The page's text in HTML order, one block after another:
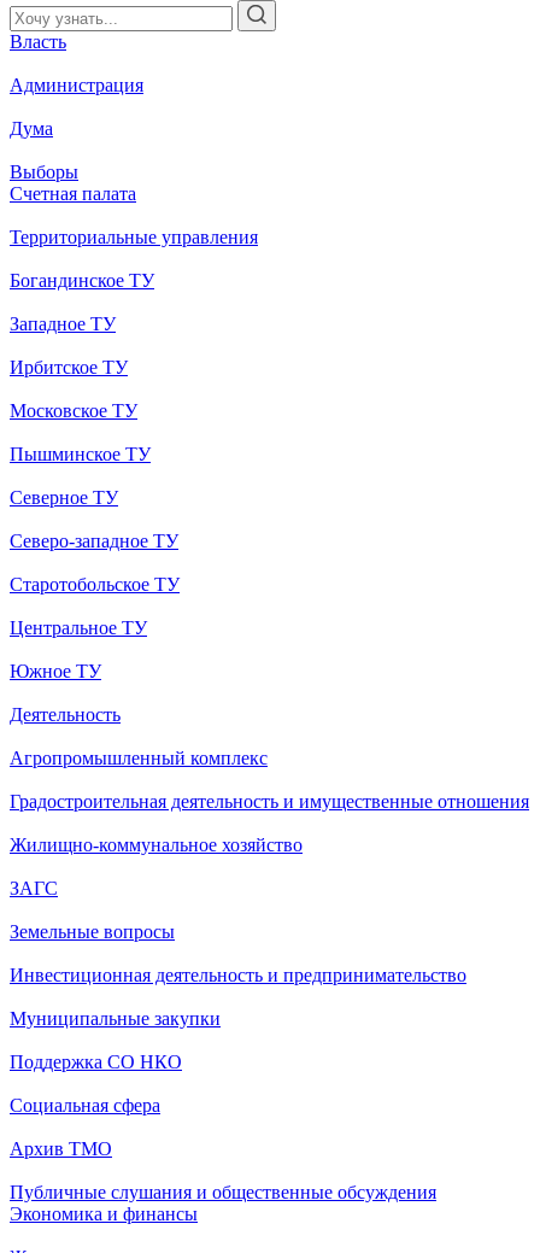
Власть
Администрация
Дума
Выборы
Счетная палата
Территориальные управления
Богандинское ТУ
Западное ТУ
Ирбитское ТУ
Московское ТУ
Пышминское ТУ
Северное ТУ
Северо-западное ТУ
Старотобольское ТУ
Центральное ТУ
Южное ТУ
Деятельность
Агропромышленный комплекс
Градостроительная деятельность и имущественные отношения
Жилищно-коммунальное хозяйство
ЗАГС
Земельные вопросы
Инвестиционная деятельность и предпринимательство
Муниципальные закупки
Поддержка СО НКО
Социальная сфера
Архив ТМО
Публичные слушания и общественные обсуждения
Экономика и финансы